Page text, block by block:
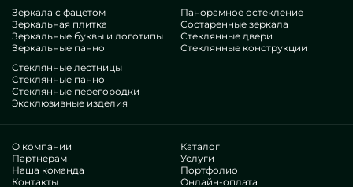
Зеркала с фацетом
Зеркальная плитка
Зеркальные буквы и логотипы
Зеркальные панно
Панорамное остекление
Состаренные зеркала
Стеклянные двери
Стеклянные конструкции
Стеклянные лестницы
Стеклянные панно
Стеклянные перегородки
Эксклюзивные изделия
О компании
Партнерам
Наша команда
Контакты
Каталог
Услуги
Портфолио
Онлайн-оплата